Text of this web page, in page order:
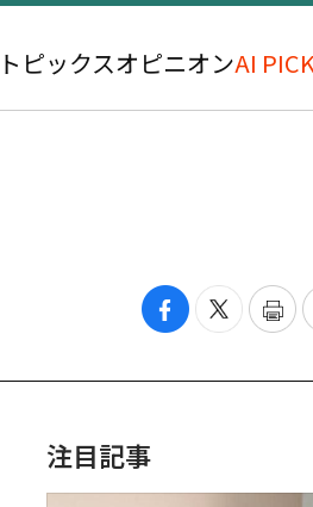
トピックスオピニオンAI PICK
注目記事